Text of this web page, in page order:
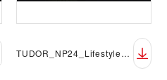
TUDOR_NP24_Lifestyle_Pelagos_FXD_GMT_16